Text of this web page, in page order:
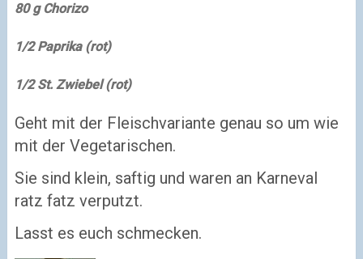
80 g Chorizo
1/2 Paprika (rot)
1/2 St. Zwiebel (rot)
Geht mit der Fleischvariante genau so um wie
mit der Vegetarischen.
Sie sind klein, saftig und waren an Karneval
ratz fatz verputzt.
Lasst es euch schmecken.